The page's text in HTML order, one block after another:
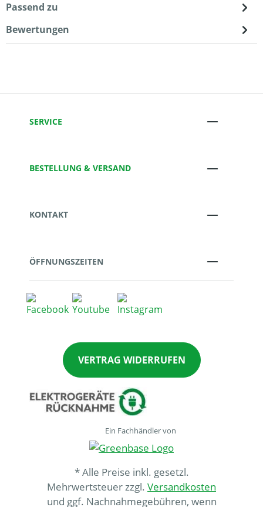
Passend zu
Bewertungen
SERVICE
BESTELLUNG & VERSAND
KONTAKT
ÖFFNUNGSZEITEN
VERTRAG WIDERRUFEN
Ein Fachhändler von
* Alle Preise inkl. gesetzl.
Mehrwertsteuer zzgl. Versandkosten
und ggf. Nachnahmegebühren, wenn